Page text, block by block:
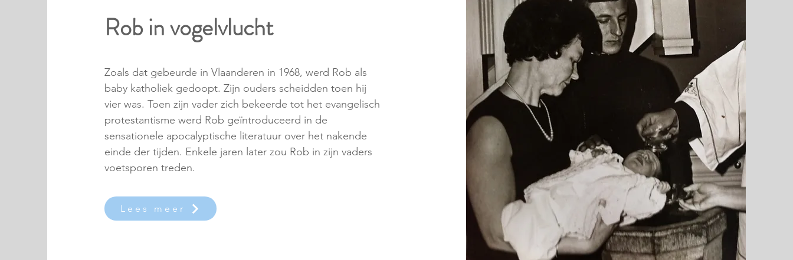
Rob in vogelvlucht
Zoals dat gebeurde in Vlaanderen in 1968, werd Rob als
baby katholiek gedoopt. Zijn ouders scheidden toen hij
vier was. Toen zijn vader zich bekeerde tot het evangelisch
protestantisme werd Rob geïntroduceerd in de
sensationele apocalyptische literatuur over het nakende
einde der tijden. Enkele jaren later zou Rob in zijn vaders
voetsporen treden.
Lees meer